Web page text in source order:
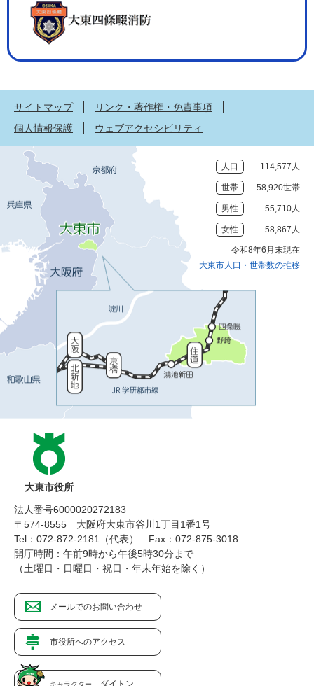
サイトマップ
リンク・著作権・免責事項
個人情報保護
ウェブアクセシビリティ
人口 114,577人
世帯 58,920世帯
男性 55,710人
女性 58,867人
令和8年6月末現在
大東市人口・世帯数の推移
大東市役所
法人番号6000020272183
〒574-8555 大阪府大東市谷川1丁目1番1号
Tel：072-872-2181（代表）
Fax：072-875-3018
開庁時間：午前9時から午後5時30分まで
（土曜日・日曜日・祝日・年末年始を除く）
メールでのお問い合わせ
市役所へのアクセス